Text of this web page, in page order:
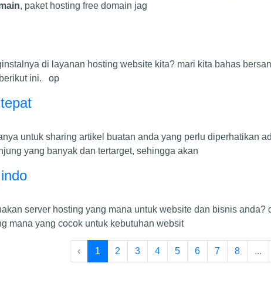
, paket hosting free domain jag
di layanan hosting website kita? mari kita bahas
ini. op
untuk sharing artikel buatan anda yang perlu diperhatikan
yang banyak dan tertarget, sehingga akan
server hosting yang mana untuk website dan bisnis anda?
mana yang cocok untuk kebutuhan websit
‹ 1 2 3 4 5 6 7 8 ...